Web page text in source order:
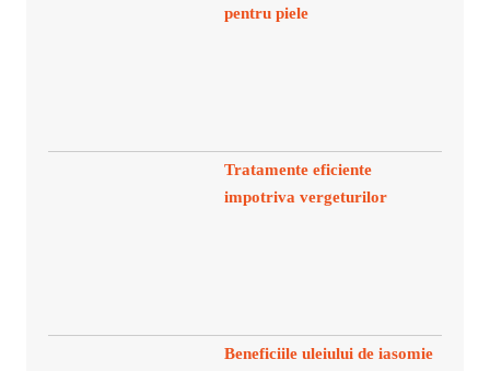
pentru piele
Tratamente eficiente
impotriva vergeturilor
Beneficiile uleiului de iasomie